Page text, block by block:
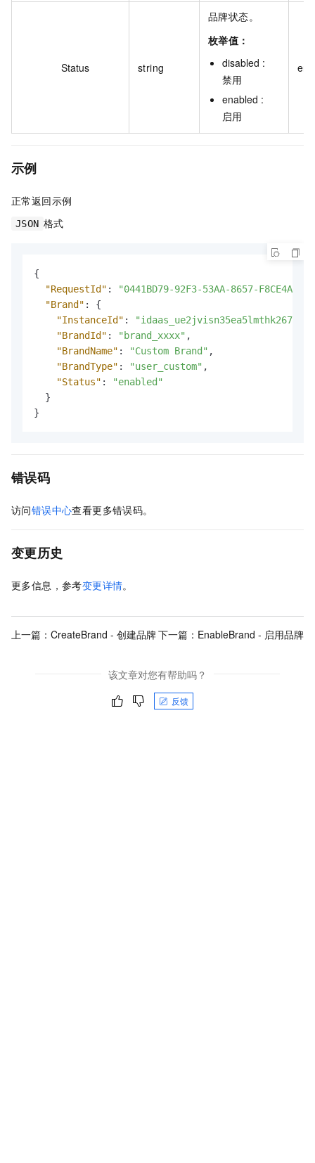
Status string
品牌状态。
枚举值：
disabled :
禁用
enabled :
启用
示例
正常返回示例
JSON 格式
{
"RequestId" :
"0441BD79-92F3-53AA-8657-
"Brand" :
{
"InstanceId" :
"BrandId" : "brand_xxxx" ,
"BrandName" : "Custom Brand" ,
"BrandType" : "user_custom" ,
"Status" :
"enabled"
}
}
错误码
访问错误中心查看更多错误码。
变更历史
更多信息，参考变更详情。
上一篇： CreateBrand - 创建品牌下一篇： EnableBrand - 启用品牌
该文章对您有帮助吗？
反馈